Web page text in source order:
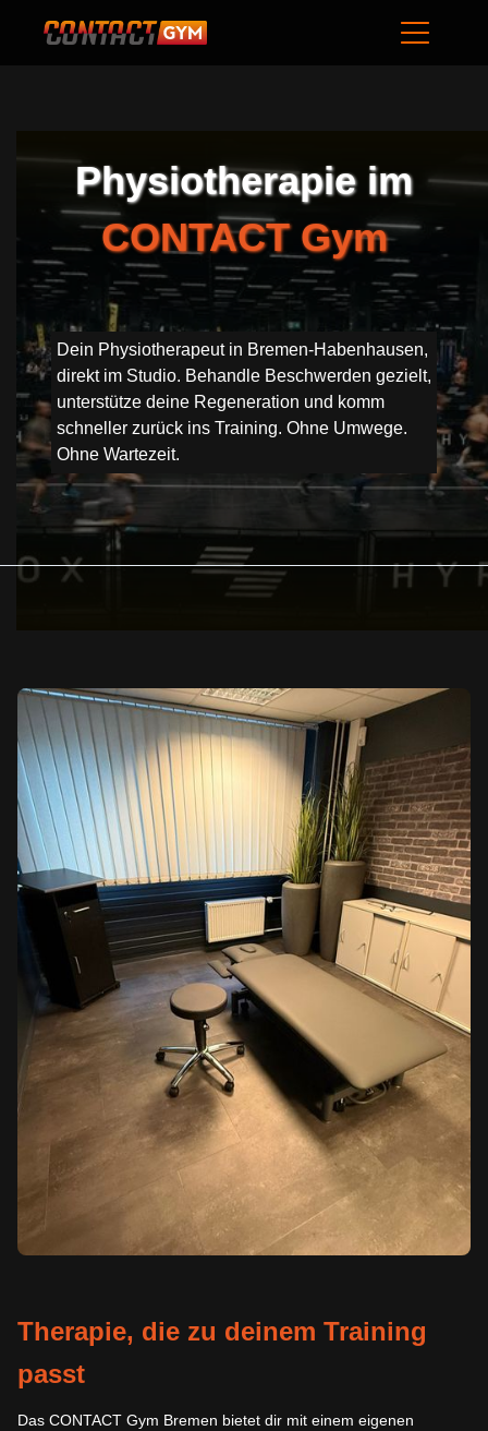
Physiotherapie im
CONTACT Gym
Dein Physiotherapeut in Bremen-Habenhausen,
direkt im Studio. Behandle Beschwerden gezielt,
unterstütze deine Regeneration und komm
schneller zurück ins Training. Ohne Umwege.
Ohne Wartezeit.
Therapie, die zu deinem Training
passt
Das CONTACT Gym Bremen bietet dir mit einem eigenen